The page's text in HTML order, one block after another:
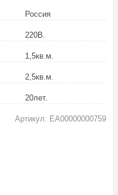
Россия
220В.
1,5кв.м.
2,5кв.м.
20лет.
Артикул: EA00000000759